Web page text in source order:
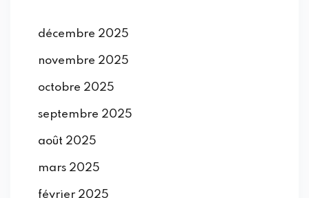
décembre 2025
novembre 2025
octobre 2025
septembre 2025
août 2025
mars 2025
février 2025